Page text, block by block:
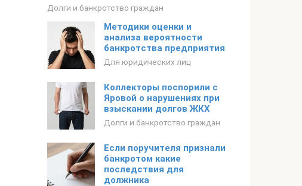
Долги и банкротство граждан
Методики оценки и
анализа вероятности
банкротства предприятия
Для юридических лиц
Коллекторы поспорили с
Яровой о нарушениях при
взыскании долгов ЖКХ
Долги и банкротство граждан
Если поручителя признали
банкротом какие
последствия для
должника